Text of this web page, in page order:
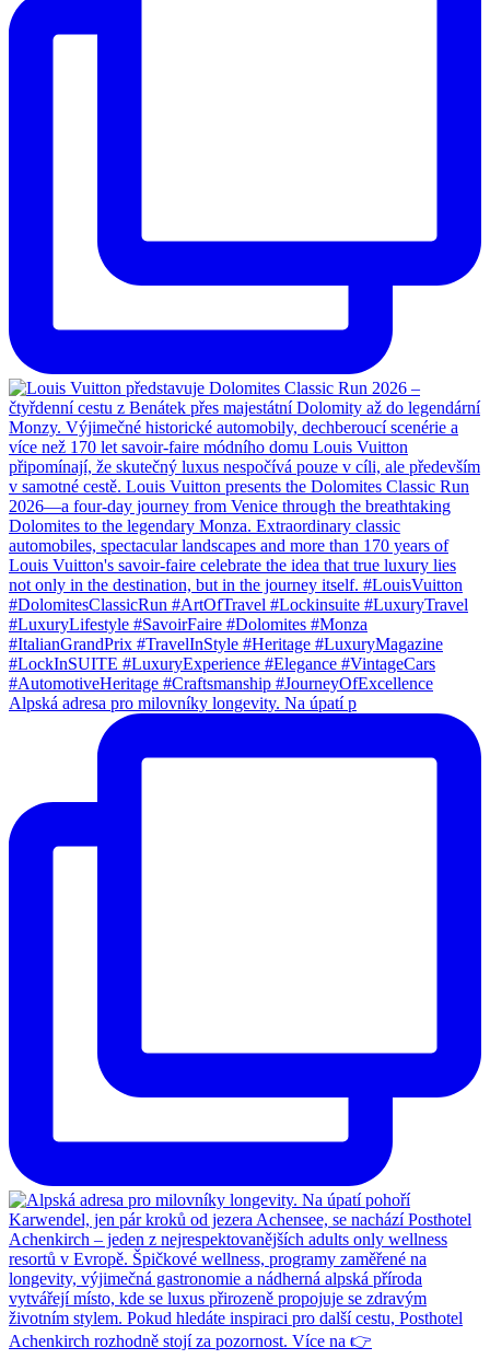
Alpská adresa pro milovníky longevity. Na úpatí p